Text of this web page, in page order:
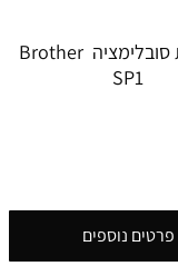
מדפסת סובלימציה Brother
SP1
פרטים נוספים